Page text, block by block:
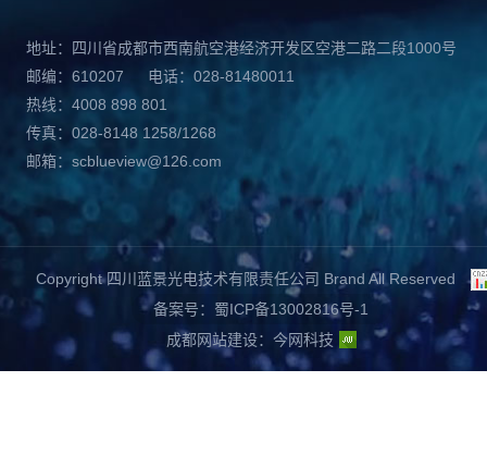
地址：四川省成都市西南航空港经济开发区空港二路二段1000号
邮编：610207
电话：028-81480011
热线：4008 898 801
传真：028-8148 1258/1268
邮箱：scblueview@126.com
Copyright 四川蓝景光电技术有限责任公司 Brand All Reserved
备案号：蜀ICP备13002816号-1
成都网站建设： 今网科技